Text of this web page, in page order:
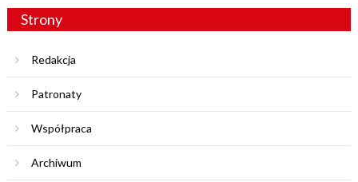
Strony
Redakcja
Patronaty
Współpraca
Archiwum